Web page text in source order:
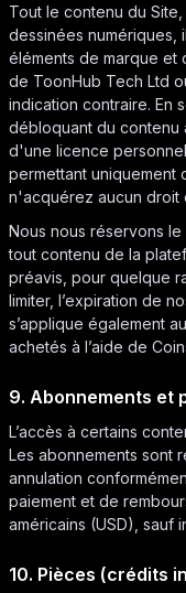
Tout le contenu du
dessinées numériques,
éléments de marque et
de ToonHub Tech Ltd
indication contraire. En
débloquant du
d'une licence
permettant uniquement
n'acquérez aucun droit
Nous nous réservons
tout contenu de la
préavis, pour quelque
limiter, l’expiration de
s’applique également
achetés à l’aide de
9. Abonnements et
L’accès à certains
Les abonnements sont
annulation
paiement et de
américains (USD), sauf
10. Pièces (crédits